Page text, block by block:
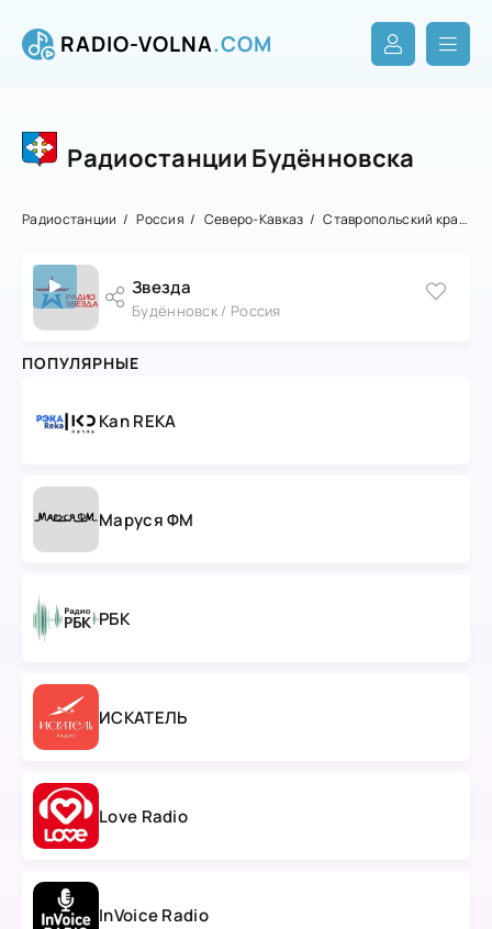
RADIO-VOLNA.COM
Радиостанции Будённовска
Радиостанции Россия Северо-Кавказ Ставропольский край
Звезда
Будённовск / Россия
ПОПУЛЯРНЫЕ
Kan REKA
Маруся ФМ
РБК
ИСКАТЕЛЬ
Love Radio
InVoice Radio